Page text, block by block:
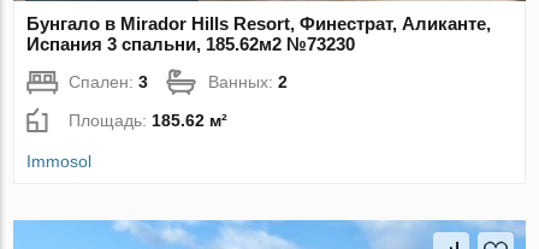
Бунгало в Mirador Hills Resort, Финестрат, Аликанте,
Испания 3 спальни, 185.62м2 №73230
Спален:3 Ванных:2
Площадь:185.62 м²
Immosol